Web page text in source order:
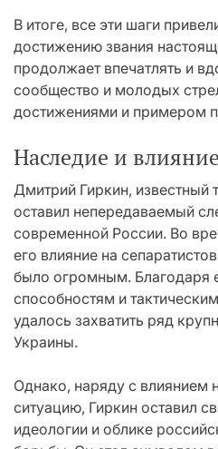
В итоге, все эти шаги
достижению звания
продолжает впечатлять и
сообщество и молодых
достижениями и примером
Наследие и влияние
Дмитрий Гиркин, известный
оставил непередаваемый
современной России. Во
его влияние на
было огромным. Благодаря
способностям и
удалось захватить ряд
Украины.
Однако, наряду с влиянием
ситуацию, Гиркин оставил
идеологии и облике